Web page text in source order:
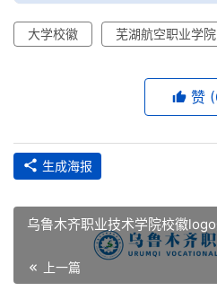
大学校徽 芜湖航空职业学院
赞
生成海报
乌鲁木齐职业技术学院校徽
上一篇